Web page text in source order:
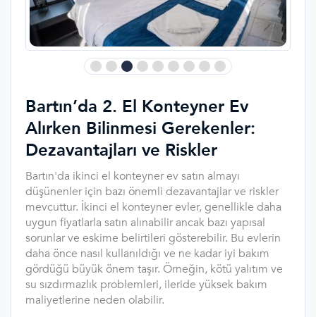
Bartın’da 2. El Konteyner Ev
Alırken Bilinmesi Gerekenler:
Dezavantajları ve Riskler
Bartın'da ikinci el konteyner ev satın almayı
düşünenler için bazı önemli dezavantajlar ve riskler
mevcuttur. İkinci el konteyner evler, genellikle daha
uygun fiyatlarla satın alınabilir ancak bazı yapısal
sorunlar ve eskime belirtileri gösterebilir. Bu evlerin
daha önce nasıl kullanıldığı ve ne kadar iyi bakım
gördüğü büyük önem taşır. Örneğin, kötü yalıtım ve
su sızdırmazlık problemleri, ileride yüksek bakım
maliyetlerine neden olabilir.